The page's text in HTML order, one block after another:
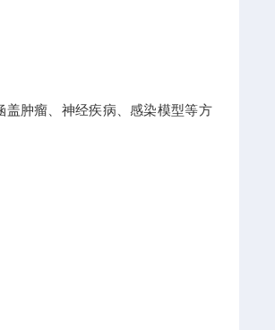
盖肿瘤、神经疾病、感染模型等方